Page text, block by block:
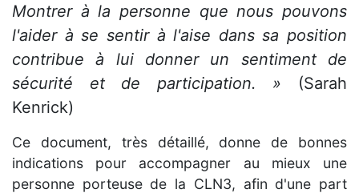
Montrer à la personne que nous pouvons
l'aider à se sentir à l'aise dans sa position
contribue à lui donner un sentiment de
sécurité et de participation. » (Sarah
Kenrick)
Ce document, très détaillé, donne de bonnes
indications pour accompagner au mieux une
personne porteuse de la CLN3, afin d'une part